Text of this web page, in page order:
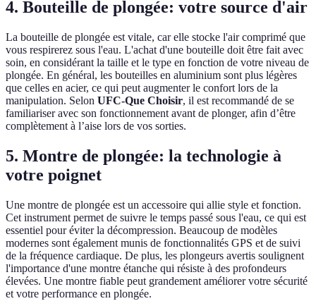
4. Bouteille de plongée: votre source d'air
La bouteille de plongée est vitale, car elle stocke l'air comprimé que
vous respirerez sous l'eau. L'achat d'une bouteille doit être fait avec
soin, en considérant la taille et le type en fonction de votre niveau de
plongée. En général, les bouteilles en aluminium sont plus légères
que celles en acier, ce qui peut augmenter le confort lors de la
manipulation. Selon UFC-Que Choisir, il est recommandé de se
familiariser avec son fonctionnement avant de plonger, afin d’être
complètement à l’aise lors de vos sorties.
5. Montre de plongée: la technologie à
votre poignet
Une montre de plongée est un accessoire qui allie style et fonction.
Cet instrument permet de suivre le temps passé sous l'eau, ce qui est
essentiel pour éviter la décompression. Beaucoup de modèles
modernes sont également munis de fonctionnalités GPS et de suivi
de la fréquence cardiaque. De plus, les plongeurs avertis soulignent
l'importance d'une montre étanche qui résiste à des profondeurs
élevées. Une montre fiable peut grandement améliorer votre sécurité
et votre performance en plongée.